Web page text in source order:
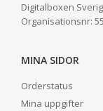
Digitalboxen
Organisationsnr:
MINA SIDOR
Orderstatus
Mina uppgifter